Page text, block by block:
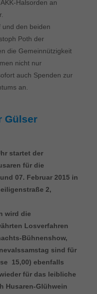
Halsorden an
und den beiden
Poth der
die Gemeinnützigkeit
nicht nur
auch Spenden zur
an.
Gülser
startet der
für die
07. Februar 2015 in
2,
wird die
Losverfahren
Bühnenshow,
sind für 
 15,00) ebenfalls
für das leibliche
Husaren-Glühwein